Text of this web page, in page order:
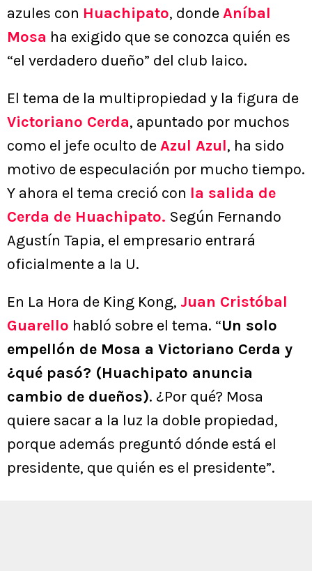
azules con Huachipato, dondeAníbal
Mosa ha exigido que se conozca quién es
“el verdadero dueño” del club laico.
El tema de la multipropiedad y la figura de
Victoriano Cerda, apuntado por muchos
como el jefe oculto deAzul Azul, ha sido
motivo de especulación por mucho tiempo.
Y ahora el tema creció con la salida de
Cerda de Huachipato. Según Fernando
Agustín Tapia, el empresario entrará
oficialmente a la U.
En La Hora de King Kong, Juan Cristóbal
Guarello habló sobre el tema. “Un solo
empellón de Mosa a Victoriano Cerda y
¿qué pasó? (Huachipato anuncia
cambio de dueños). ¿Por qué? Mosa
quiere sacar a la luz la doble propiedad,
porque además preguntó dónde está el
presidente, que quién es el presidente”.